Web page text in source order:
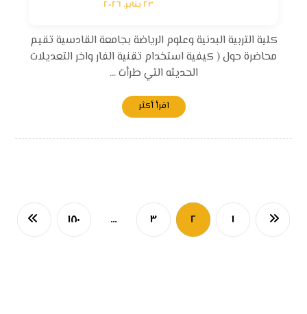
٢٣ يناير، ٢٠٢٦
كلية التربية البدنية وعلوم الرياضة بجامعة القادسية تقيم
محاضرة حول ( كيفية استخدام تقنية الفار واخر التعديلات
الحديثه التي طرأت ...
اقرأ أكثر
١ ٢ ٣ … ١٨٠